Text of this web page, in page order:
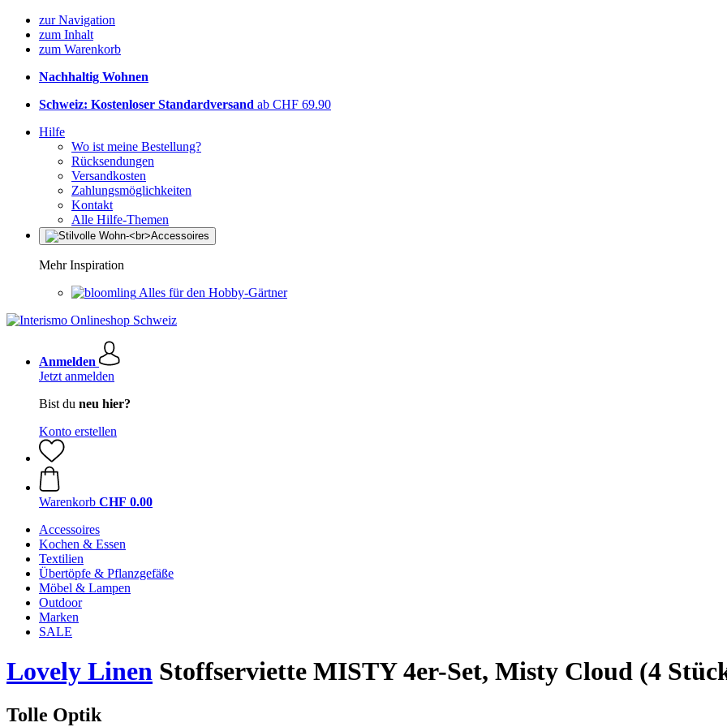
zur Navigation
zum Inhalt
zum Warenkorb
Nachhaltig Wohnen
Schweiz: Kostenloser Standardversand ab CHF 69.90
Hilfe
Wo ist meine Bestellung?
Rücksendungen
Versandkosten
Zahlungsmöglichkeiten
Kontakt
Alle Hilfe-Themen
Mehr Inspiration
Alles für den Hobby-Gärtner
Anmelden
Jetzt anmelden
Bist du neu hier?
Konto erstellen
Warenkorb CHF 0.00
Accessoires
Kochen & Essen
Textilien
Übertöpfe & Pflanzgefäße
Möbel & Lampen
Outdoor
Marken
SALE
Lovely Linen Stoffserviette MISTY 4er-Set, Misty Cloud (4
Tolle Optik